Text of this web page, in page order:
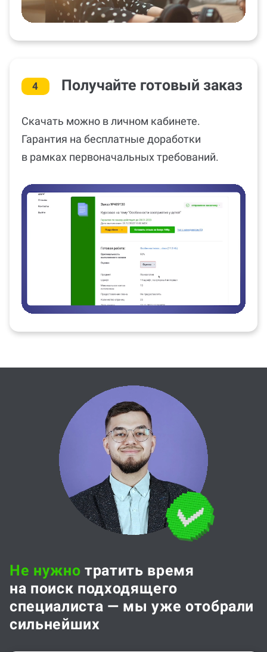
4 Получайте готовый заказ
Скачать можно в личном кабинете.
Гарантия на бесплатные доработки
в рамках первоначальных требований.
Не нужно тратить время
на поиск подходящего
специалиста — мы уже отобрали
сильнейших